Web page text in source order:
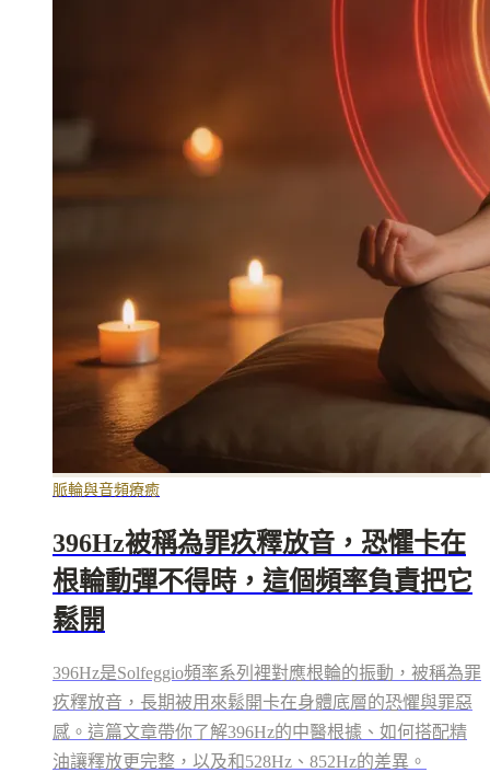
脈輪與音頻療癒
396Hz被稱為罪疚釋放音，恐懼卡在
根輪動彈不得時，這個頻率負責把它
鬆開
396Hz是Solfeggio頻率系列裡對應根輪的振動，被稱為罪
疚釋放音，長期被用來鬆開卡在身體底層的恐懼與罪惡
感。這篇文章帶你了解396Hz的中醫根據、如何搭配精
油讓釋放更完整，以及和528Hz、852Hz的差異。